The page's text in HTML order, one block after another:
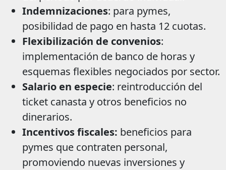
Indemnizaciones: para pymes,
posibilidad de pago en hasta 12 cuotas.
Flexibilización de convenios:
implementación de banco de horas y
esquemas flexibles negociados por sector.
Salario en especie: reintroducción del
ticket canasta y otros beneficios no
dinerarios.
Incentivos fiscales: beneficios para
pymes que contraten personal,
promoviendo nuevas inversiones y